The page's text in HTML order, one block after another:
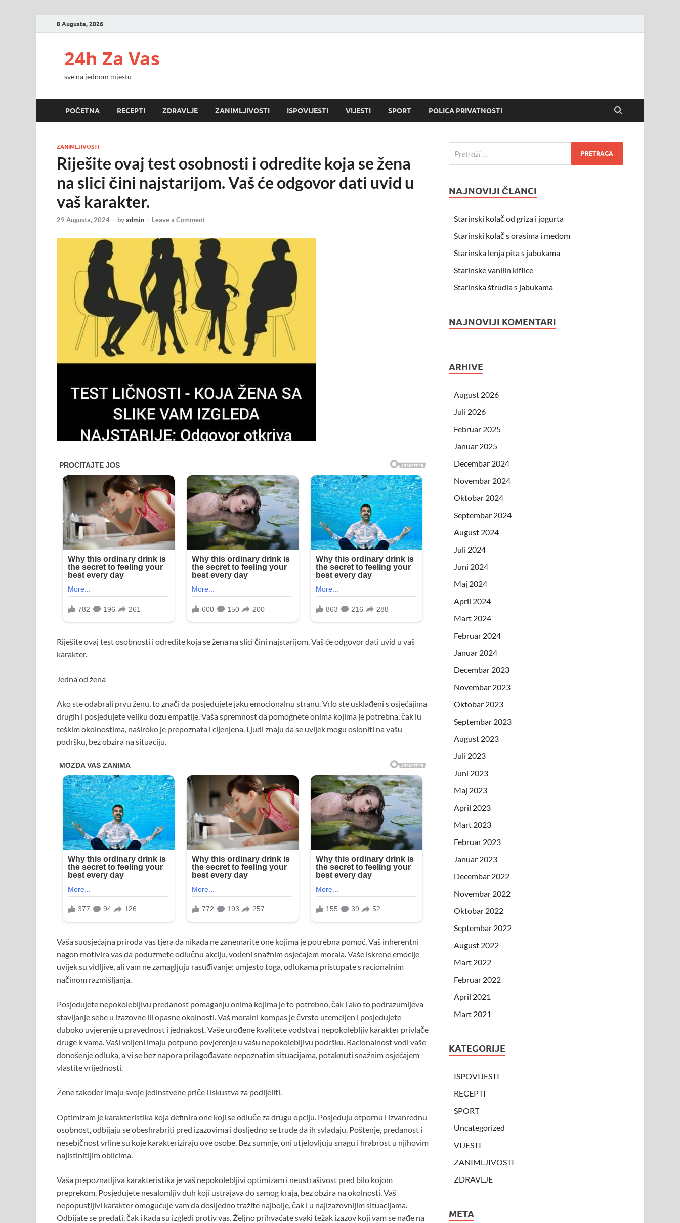
8 Augusta, 2026
24h Za Vas
sve na jednom mjestu
POČETNA RECEPTI ZDRAVLJE ZANIMLJIVOSTI ISPOVIJESTI VIJESTI SPORT POLICA PRIVATNOSTI
ZANIMLJIVOSTI
Riješite ovaj test osobnosti i odredite koja se žena
na slici čini najstarijom. Vaš će odgovor dati uvid u
vaš karakter.
29 Augusta, 2024 - byadmin - Leave a Comment
Riješite ovaj test osobnosti i odredite koja se žena na slici čini najstarijom. Vaš će odgovor dati uvid u vaš
karakter.
Jedna od žena
Ako ste odabrali prvu ženu, to znači da posjedujete jaku emocionalnu stranu. Vrlo ste usklađeni s osjećajima
drugih i posjedujete veliku dozu empatije. Vaša spremnost da pomognete onima kojima je potrebna, čak iu
teškim okolnostima, naširoko je prepoznata i cijenjena. Ljudi znaju da se uvijek mogu osloniti na vašu
podršku, bez obzira na situaciju.
Vaša suosjećajna priroda vas tjera da nikada ne zanemarite one kojima je potrebna pomoć. Vaš inherentni
nagon motivira vas da poduzmete odlučnu akciju, vođeni snažnim osjećajem morala. Vaše iskrene emocije
uvijek su vidljive, ali vam ne zamagljuju rasuđivanje; umjesto toga, odlukama pristupate s racionalnim
načinom razmišljanja.
Posjedujete nepokolebljivu predanost pomaganju onima kojima je to potrebno, čak i ako to podrazumijeva
stavljanje sebe u izazovne ili opasne okolnosti. Vaš moralni kompas je čvrsto utemeljen i posjedujete
duboko uvjerenje u pravednost i jednakost. Vaše urođene kvalitete vodstva i nepokolebljiv karakter privlače
druge k vama. Vaši voljeni imaju potpuno povjerenje u vašu nepokolebljivu podršku. Racionalnost vodi vaše
donošenje odluka, a vi se bez napora prilagođavate nepoznatim situacijama, potaknuti snažnim osjećajem
vlastite vrijednosti.
Žene također imaju svoje jedinstvene priče i iskustva za podijeliti.
Optimizam je karakteristika koja definira one koji se odluče za drugu opciju. Posjeduju otpornu i izvanrednu
osobnost, odbijaju se obeshrabriti pred izazovima i dosljedno se trude da ih svladaju. Poštenje, predanost i
nesebičnost vrline su koje karakteriziraju ove osobe. Bez sumnje, oni utjelovljuju snagu i hrabrost u njihovim
najistinitijim oblicima.
Vaša prepoznatljiva karakteristika je vaš nepokolebljivi optimizam i neustrašivost pred bilo kojom
preprekom. Posjedujete nesalomljiv duh koji ustrajava do samog kraja, bez obzira na okolnosti. Vaš
nepopustljivi karakter omogućuje vam da dosljedno tražite najbolje, čak i u najizazovnijim situacijama.
Odbijate se predati, čak i kada su izgledi protiv vas. Željno prihvaćate svaki težak izazov koji vam se nađe na
NAJNOVIJI ČLANCI
Starinski kolač od griza i jogurta
Starinski kolač s orasima i medom
Starinska lenja pita s jabukama
Starinske vanilin kiflice
Starinska štrudla s jabukama
NAJNOVIJI KOMENTARI
ARHIVE
August 2026
Juli 2026
Februar 2025
Januar 2025
Decembar 2024
Novembar 2024
Oktobar 2024
Septembar 2024
August 2024
Juli 2024
Juni 2024
Maj 2024
April 2024
Mart 2024
Februar 2024
Januar 2024
Decembar 2023
Novembar 2023
Oktobar 2023
Septembar 2023
August 2023
Juli 2023
Juni 2023
Maj 2023
April 2023
Mart 2023
Februar 2023
Januar 2023
Decembar 2022
Novembar 2022
Oktobar 2022
Septembar 2022
August 2022
Mart 2022
Februar 2022
April 2021
Mart 2021
KATEGORIJE
ISPOVIJESTI
RECEPTI
SPORT
Uncategorized
VIJESTI
ZANIMLJIVOSTI
ZDRAVLJE
META